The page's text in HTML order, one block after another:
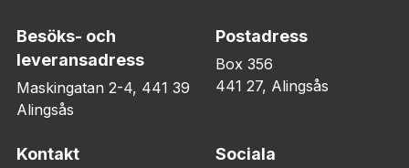
Besöks- och
leveransadress
Maskingatan 2-4, 441 39
Alingsås
Postadress
Box 356
441 27, Alingsås
Kontakt Sociala